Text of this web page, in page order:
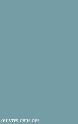
œuvres dans des